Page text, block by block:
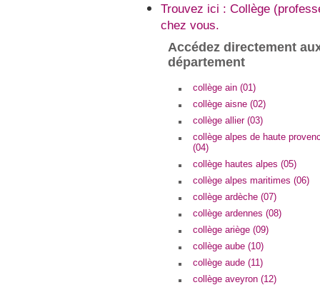
Trouvez ici : Collège
chez vous.
Accédez directement
département
collège ain (01)
collège aisne (02)
collège allier (03)
collège alpes de haute
(04)
collège hautes alpes (05)
collège alpes maritimes (06)
collège ardèche (07)
collège ardennes (08)
collège ariège (09)
collège aube (10)
collège aude (11)
collège aveyron (12)